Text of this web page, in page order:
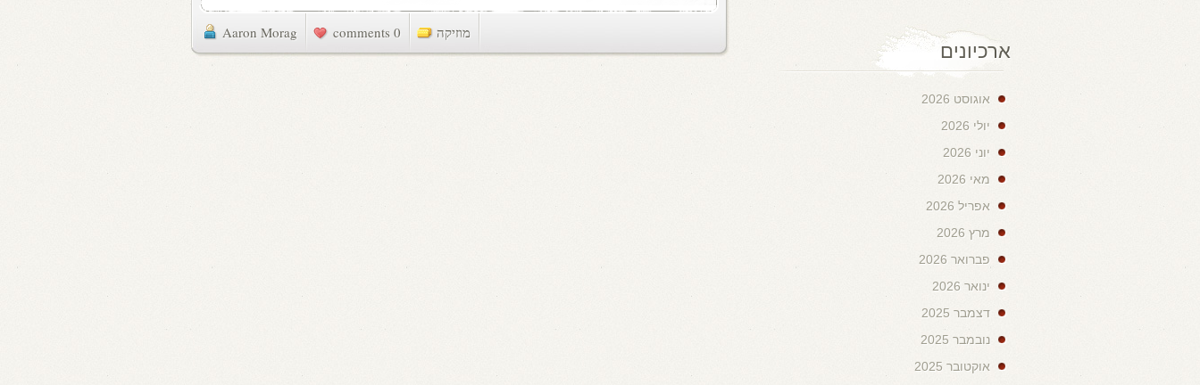
Aaron Morag 0 comments מוזיקה
ארכיונים
אוגוסט 2026
יולי 2026
יוני 2026
מאי 2026
אפריל 2026
מרץ 2026
פברואר 2026
ינואר 2026
דצמבר 2025
נובמבר 2025
אוקטובר 2025